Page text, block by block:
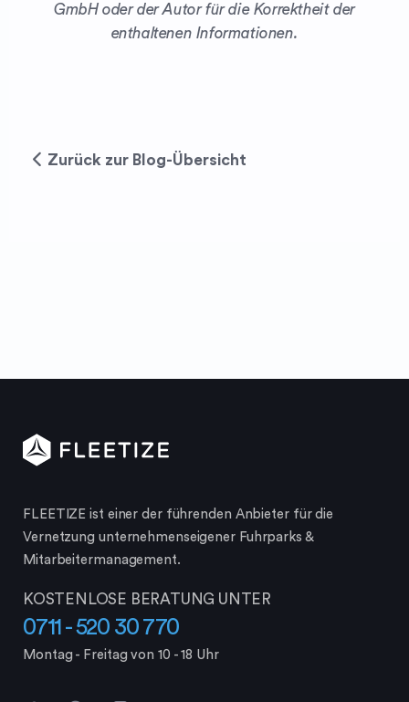
GmbH oder der Autor für die Korrektheit der
enthaltenen Informationen.
Zurück zur Blog-Übersicht
FLEETIZE ist einer der führenden Anbieter für die
Vernetzung unternehmenseigener Fuhrparks &
Mitarbeiter­management.
KOSTENLOSE BERATUNG UNTER
0711 - 520 30 770
Montag - Freitag von 10 - 18 Uhr